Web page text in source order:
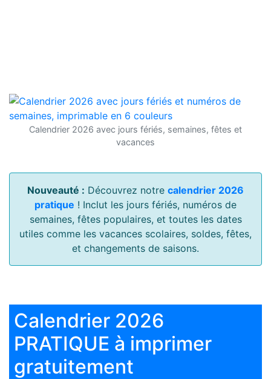
Calendrier 2026 avec jours fériés, semaines, fêtes et
vacances
Nouveauté : Découvrez notre calendrier 2026
pratique ! Inclut les jours fériés, numéros de
semaines, fêtes populaires, et toutes les dates
utiles comme les vacances scolaires, soldes, fêtes,
et changements de saisons.
Calendrier 2026
PRATIQUE à imprimer
gratuitement